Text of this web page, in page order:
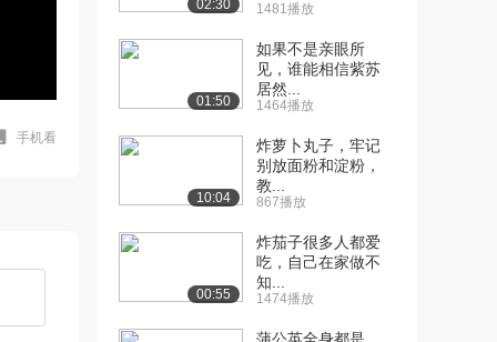
手机看
02:30 1481播放
01:50
如果不是亲眼所
见，谁能相信紫苏
居然...
1464播放
10:04
炸萝卜丸子，牢记
别放面粉和淀粉，
教...
867播放
00:55
炸茄子很多人都爱
吃，自己在家做不
知...
1474播放